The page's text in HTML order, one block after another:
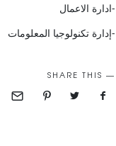
-ادارة الاعمال
-إدارة تكنولوجيا المعلومات
SHARE THIS